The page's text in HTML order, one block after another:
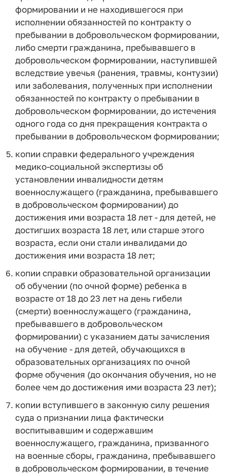
формировании и не находившегося при
исполнении обязанностей по контракту о
пребывании в добровольческом формировании,
либо смерти гражданина, пребывавшего в
добровольческом формировании, наступившей
вследствие увечья (ранения, травмы, контузии)
или заболевания, полученных при исполнении
обязанностей по контракту о пребывании в
добровольческом формировании, до истечения
одного года со дня прекращения контракта о
пребывании в добровольческом формировании;
копии справки федерального учреждения
медико-социальной экспертизы об
установлении инвалидности детям
военнослужащего (гражданина, пребывавшего
в добровольческом формировании) до
достижения ими возраста 18 лет - для детей, не
достигших возраста 18 лет, или старше этого
возраста, если они стали инвалидами до
достижения ими возраста 18 лет;
копии справки образовательной организации
об обучении (по очной форме) ребенка в
возрасте от 18 до 23 лет на день гибели
(смерти) военнослужащего (гражданина,
пребывавшего в добровольческом
формировании) с указанием даты зачисления
на обучение - для детей, обучающихся в
образовательных организациях по очной
форме обучения (до окончания обучения, но не
более чем до достижения ими возраста 23 лет);
копии вступившего в законную силу решения
суда о признании лица фактически
воспитывавшим и содержавшим
военнослужащего, гражданина, призванного
на военные сборы, гражданина, пребывавшего
в добровольческом формировании, в течение